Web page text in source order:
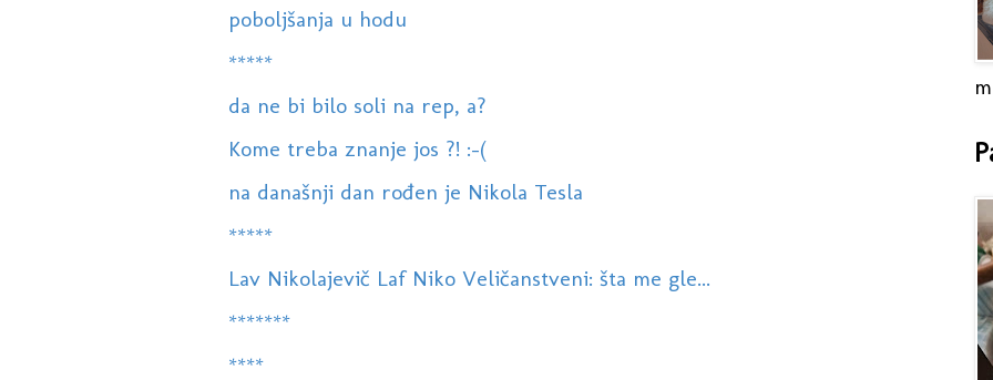
poboljšanja u hodu
*****
da ne bi bilo soli na rep, a?
Kome treba znanje jos ?! :-(
na današnji dan rođen je Nikola Tesla
*****
Lav Nikolajevič Laf Niko Veličanstveni: šta me gle...
*******
****